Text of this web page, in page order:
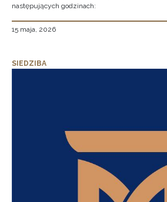
następujących godzinach:
15 maja, 2026
SIEDZIBA